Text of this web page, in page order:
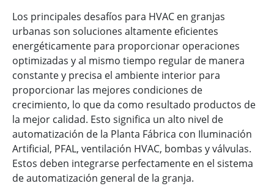
Los principales desafíos para HVAC en granjas
urbanas son soluciones altamente eficientes
energéticamente para proporcionar operaciones
optimizadas y al mismo tiempo regular de manera
constante y precisa el ambiente interior para
proporcionar las mejores condiciones de
crecimiento, lo que da como resultado productos de
la mejor calidad. Esto significa un alto nivel de
automatización de la Planta Fábrica con Iluminación
Artificial, PFAL, ventilación HVAC, bombas y válvulas.
Estos deben integrarse perfectamente en el sistema
de automatización general de la granja.